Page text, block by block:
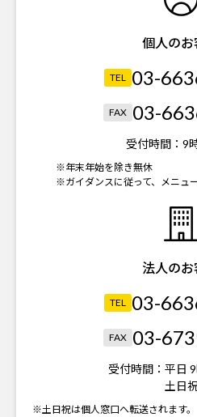
個人のお
TEL 03-
FAX 03-
受付時間： 9
※年末年始を除き無休
※ガイダンスに従って、メニュ
法人のお
TEL 03-
FAX 03-
受付時間： 平日
土日
※土日祝は個人窓口へ転送されます。